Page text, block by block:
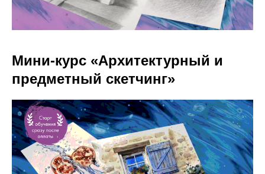
Мини-курс «Архитектурный и
предметный скетчинг»